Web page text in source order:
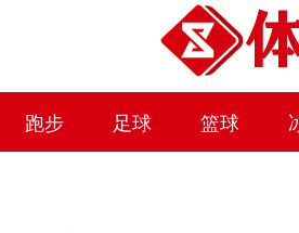
跑步 足球 篮球